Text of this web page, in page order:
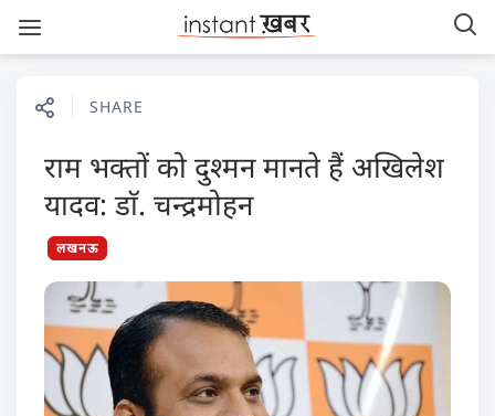
SHARE
राम भक्तों को दुश्मन मानते हैं अखिलेश
यादव: डाॅ. चन्द्रमोहन
लखनऊ